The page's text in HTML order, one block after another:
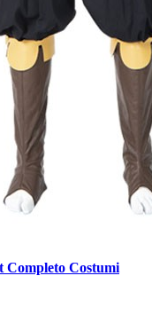
Completo Costumi